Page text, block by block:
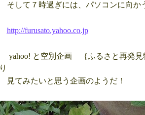
そして７時過ぎには、パソコンに向か
http://furusato.yahoo.co.jp
yahoo! と空別企画 ｛ふるさと再発見
り
見てみたいと思う企画のようだ！